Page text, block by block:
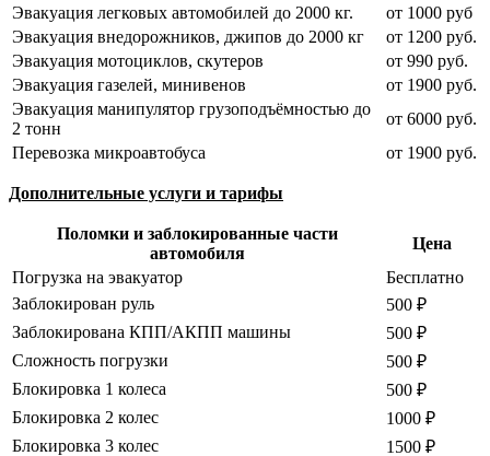
Эвакуация легковых автомобилей до 2000 кг.
от 1000 руб
Эвакуация внедорожников, джипов до 2000 кг
от 1200 руб.
Эвакуация мотоциклов, скутеров
от 990 руб.
Эвакуация газелей, минивенов
от 1900 руб.
Эвакуация манипулятор грузоподъёмностью до
2 тонн
от 6000 руб.
Перевозка микроавтобуса
от 1900 руб.
Дополнительные услуги и тарифы
Поломки и заблокированные части
автомобиля
Цена
Погрузка на эвакуатор
Бесплатно
Заблокирован руль
500 ₽
Заблокирована КПП/АКПП машины
500 ₽
Сложность погрузки
500 ₽
Блокировка 1 колеса
500 ₽
Блокировка 2 колес
1000 ₽
Блокировка 3 колес
1500 ₽